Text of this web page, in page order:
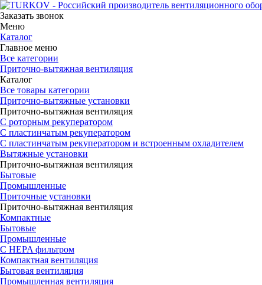
Заказать звонок
Меню
Каталог
Главное меню
Все категории
Приточно-вытяжная вентиляция
Каталог
Все товары категории
Приточно-вытяжные установки
Приточно-вытяжная вентиляция
С роторным рекуператором
С пластинчатым рекуператором
С пластинчатым рекуператором и встроенным охладителем
Вытяжные установки
Приточно-вытяжная вентиляция
Бытовые
Промышленные
Приточные установки
Приточно-вытяжная вентиляция
Компактные
Бытовые
Промышленные
С HEPA фильтром
Компактная вентиляция
Бытовая вентиляция
Промышленная вентиляция